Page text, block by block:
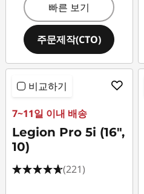
빠른 보기
주문제작(CTO)
비교하기
7~11일 이내 배송
Legion Pro 5i (16",
10)
(221)